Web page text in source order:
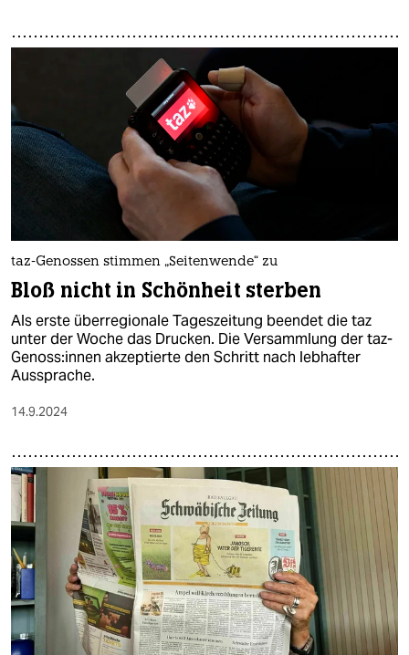
taz-Genossen stimmen „Seitenwende“ zu
Bloß nicht in Schönheit sterben
Als erste überregionale Tageszeitung beendet die taz
unter der Woche das Drucken. Die Versammlung der taz-
Genoss:innen akzeptierte den Schritt nach lebhafter
Aussprache.
14.9.2024